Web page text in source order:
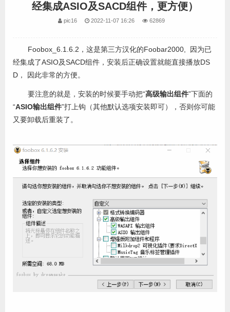
经集成ASIO及SACD组件，更方便）
pic16 2022-11-07 16:26 62869
Foobox_6.1.6.2，这是第三方汉化的Foobar2000, 因为已
经集成了ASIO及SACD组件，安装后正确设置就能直接播放DS
D， 因此非常的方便。
要注意的就是，安装的时候要手动把“高级输出组件”下面的
“ASIO输出组件”打上钩（其他默认选项安装即可），否则你可能
又要卸载后重装了。